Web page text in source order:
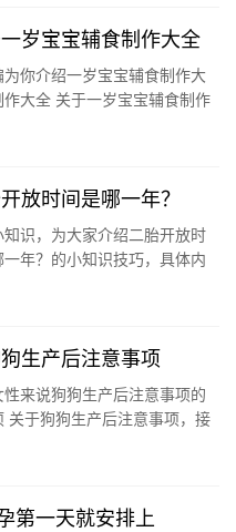
岁宝宝辅食制作大全
你介绍一岁宝宝辅食制作大
大全 关于一岁宝宝辅食制作
放时间是哪一年？
识，为大家介绍二胎开放时
年？的小知识技巧，具体内
生产后注意事项
来说狗狗生产后注意事项的
关于狗狗生产后注意事项，接
第一天就安排上